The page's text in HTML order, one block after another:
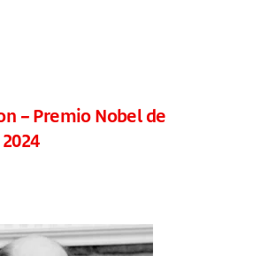
– Premio Nobel de